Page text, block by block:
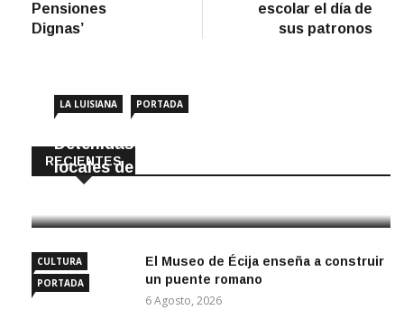
Pensiones
Dignas’
escolar el día de
sus patronos
RECIENTES
LA LUISIANA PORTADA
Detenidas dos personas por robar en
locales de La Luisiana
CULTURA
PORTADA
El Museo de Écija enseña a construir
un puente romano
6 Agosto, 2026